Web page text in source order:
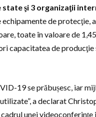
şi 3 organizaţii
echipamente de protecţie,
toate în valoare de
capacitatea de producţie
19 se prăbușesc, iar
a declarat
unei videoconferințe